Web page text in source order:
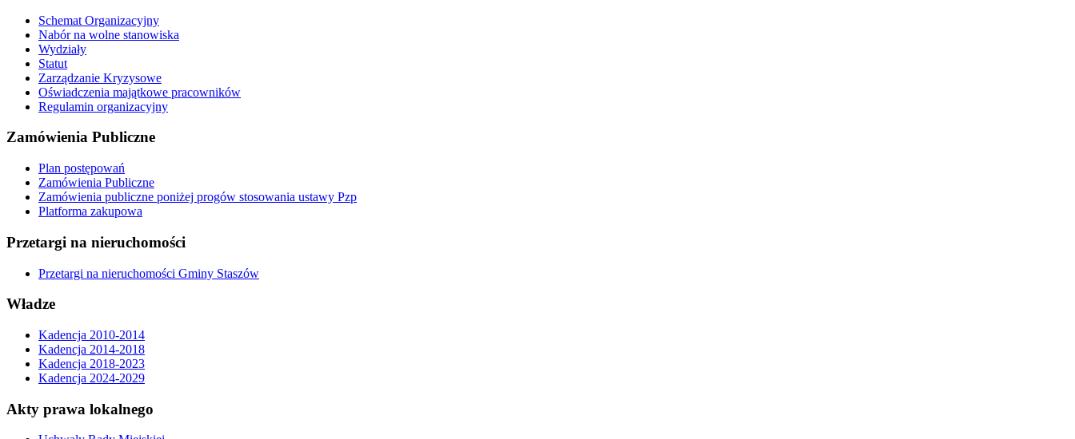
Schemat Organizacyjny
Nabór na wolne stanowiska
Wydziały
Statut
Zarządzanie Kryzysowe
Oświadczenia majątkowe pracowników
Regulamin organizacyjny
Zamówienia Publiczne
Plan postępowań
Zamówienia Publiczne
Zamówienia publiczne poniżej progów stosowania ustawy Pzp
Platforma zakupowa
Przetargi na nieruchomości
Przetargi na nieruchomości Gminy Staszów
Władze
Kadencja 2010-2014
Kadencja 2014-2018
Kadencja 2018-2023
Kadencja 2024-2029
Akty prawa lokalnego